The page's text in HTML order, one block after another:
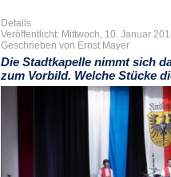
Details
Veröffentlicht: Mittwoch, 10. Januar
Geschrieben von Ernst Mayer
Die Stadtkapelle nimmt sich
zum Vorbild. Welche Stücke